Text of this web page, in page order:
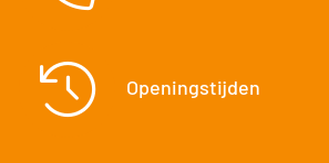
Openingstijden